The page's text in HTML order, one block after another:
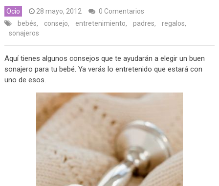
Ocio 28 mayo, 2012
0 Comentarios
bebés, consejo, entretenimiento, padres, regalos,
sonajeros
Aquí tienes algunos consejos que te ayudarán a elegir un buen
sonajero para tu bebé. Ya verás lo entretenido que estará con
uno de esos.